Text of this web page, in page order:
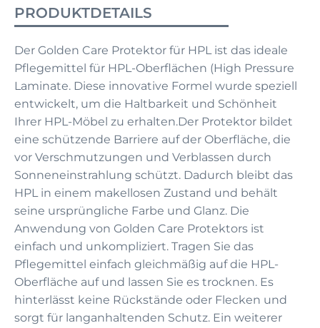
PRODUKTDETAILS
Der Golden Care Protektor für HPL ist das ideale
Pflegemittel für HPL-Oberflächen (High Pressure
Laminate. Diese innovative Formel wurde speziell
entwickelt, um die Haltbarkeit und Schönheit
Ihrer HPL-Möbel zu erhalten.Der Protektor bildet
eine schützende Barriere auf der Oberfläche, die
vor Verschmutzungen und Verblassen durch
Sonneneinstrahlung schützt. Dadurch bleibt das
HPL in einem makellosen Zustand und behält
seine ursprüngliche Farbe und Glanz. Die
Anwendung von Golden Care Protektors ist
einfach und unkompliziert. Tragen Sie das
Pflegemittel einfach gleichmäßig auf die HPL-
Oberfläche auf und lassen Sie es trocknen. Es
hinterlässt keine Rückstände oder Flecken und
sorgt für langanhaltenden Schutz. Ein weiterer